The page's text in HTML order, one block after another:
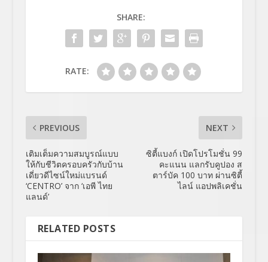
SHARE:
RATE:
PREVIOUS
เติมเต็มความสมบูรณ์แบบ
ให้กับชีวิตครอบครัวกับบ้าน
เดี่ยวดีไซน์ใหม่แบรนด์
‘CENTRO’ จาก ‘เอพี ไทย
แลนด์’
NEXT
ซิตี้แบงก์ เปิดโปรโมชั่น 99
คะแนน แลกรับคูปอง ส
ตาร์บัค 100 บาท ผ่านซิตี้
ไลน์ แอปพลิเคชั่น
RELATED POSTS